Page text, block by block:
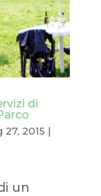
di
27, 2015 |
un